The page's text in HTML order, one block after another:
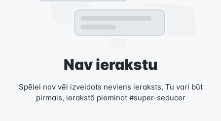
Nav ierakstu
Spēlei nav vēl izveidots neviens ieraksts, Tu vari būt
pirmais, ierakstā pieminot #super-seducer